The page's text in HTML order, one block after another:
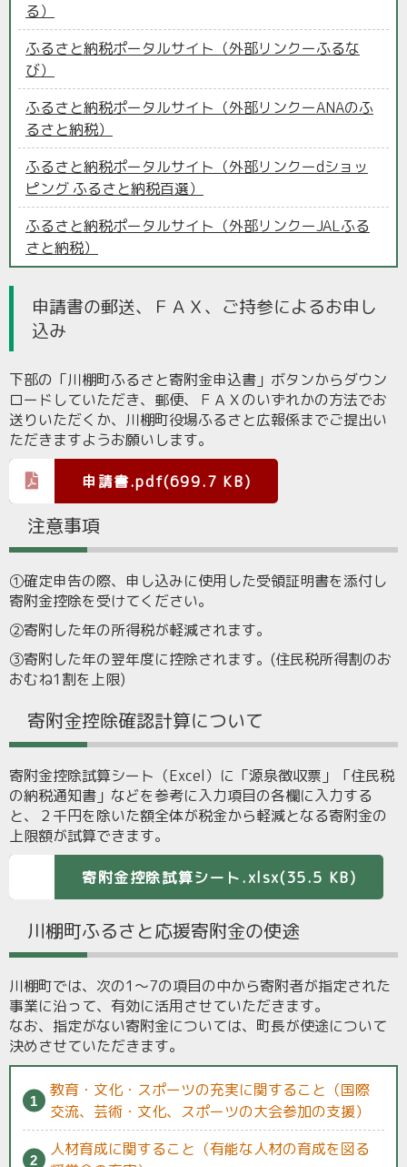
る）
ふるさと納税ポータルサイト（外部リンクーふるな
び）
ふるさと納税ポータルサイト（外部リンクーANAのふ
るさと納税）
ふるさと納税ポータルサイト（外部リンクーdショッ
ピング ふるさと納税百選）
ふるさと納税ポータルサイト（外部リンクーJALふる
さと納税）
申請書の郵送、ＦＡＸ、ご持参によるお申し
込み
下部の「川棚町ふるさと寄附金申込書」ボタンからダウン
ロードしていただき、郵便、ＦＡＸのいずれかの方法でお
送りいただくか、川棚町役場ふるさと広報係までご提出い
ただきますようお願いします。
申請書.pdf(699.7 KB)
注意事項
①確定申告の際、申し込みに使用した受領証明書を添付し
寄附金控除を受けてください。
②寄附した年の所得税が軽減されます。
③寄附した年の翌年度に控除されます。(住民税所得割のお
おむね1割を上限)
寄附金控除確認計算について
寄附金控除試算シート（Excel）に「源泉徴収票」「住民税
の納税通知書」などを参考に入力項目の各欄に入力する
と、２千円を除いた額全体が税金から軽減となる寄附金の
上限額が試算できます。
寄附金控除試算シート.xlsx(35.5 KB)
川棚町ふるさと応援寄附金の使途
川棚町では、次の1～7の項目の中から寄附者が指定された
事業に沿って、有効に活用させていただきます。
なお、指定がない寄附金については、町長が使途について
決めさせていただきます。
教育・文化・スポーツの充実に関すること（国際
交流、芸術・文化、スポーツの大会参加の支援）
人材育成に関すること（有能な人材の育成を図る